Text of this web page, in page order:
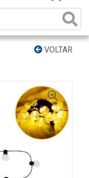
VOLTAR